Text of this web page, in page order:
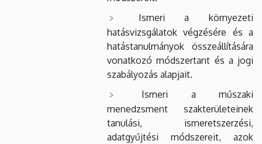
Ismeri a környezeti
hatásvizsgálatok végzésére és a
hatástanulmányok összeállítására
vonatkozó módszertant és a jogi
szabályozás alapjait.
Ismeri a műszaki
menedzsment szakterületeinek
tanulási, ismeretszerzési,
adatgyűjtési módszereit, azok